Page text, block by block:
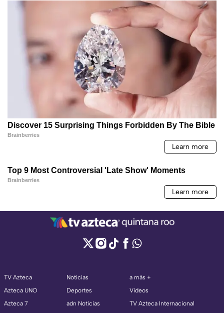
TV Azteca
Azteca UNO
Azteca 7
Noticias
Deportes
adn Noticias
a más +
Videos
TV Azteca Internacional